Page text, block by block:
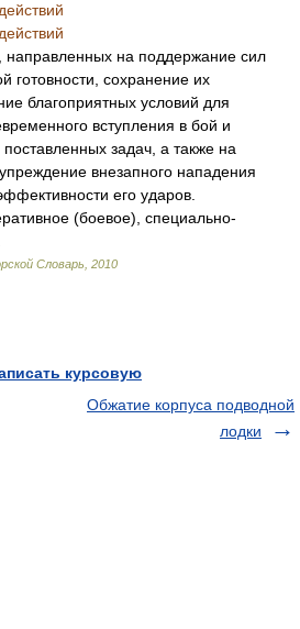
направленных на поддержание сил
готовности, сохранение их
благоприятных условий для
вступления в бой и
задач, а также на
внезапного нападения
его ударов.
(боевое), специально-
Словарь 2010
курсовую
Обжатие корпуса подводной
лодки